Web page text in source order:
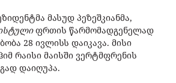
მასუდ პეზეშკიანმა,
ფრთის წარმომადგენელად
28 ივლისს დაიკავა. მისი
რაისი მაისში ვერტმფრენის
დაიღუპა.